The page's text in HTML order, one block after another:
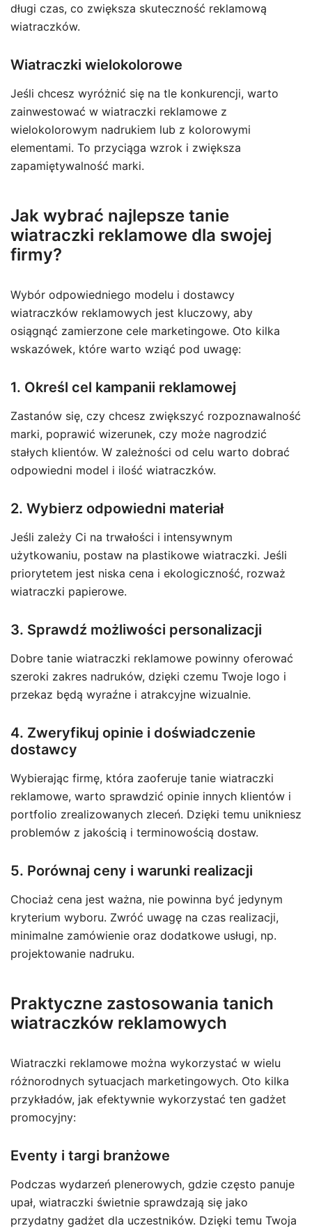
długi czas, co zwiększa skuteczność reklamową
wiatraczków.
Wiatraczki wielokolorowe
Jeśli chcesz wyróżnić się na tle konkurencji, warto
zainwestować w wiatraczki reklamowe z
wielokolorowym nadrukiem lub z kolorowymi
elementami. To przyciąga wzrok i zwiększa
zapamiętywalność marki.
Jak wybrać najlepsze tanie
wiatraczki reklamowe dla swojej
firmy?
Wybór odpowiedniego modelu i dostawcy
wiatraczków reklamowych jest kluczowy, aby
osiągnąć zamierzone cele marketingowe. Oto kilka
wskazówek, które warto wziąć pod uwagę:
1. Określ cel kampanii reklamowej
Zastanów się, czy chcesz zwiększyć rozpoznawalność
marki, poprawić wizerunek, czy może nagrodzić
stałych klientów. W zależności od celu warto dobrać
odpowiedni model i ilość wiatraczków.
2. Wybierz odpowiedni materiał
Jeśli zależy Ci na trwałości i intensywnym
użytkowaniu, postaw na plastikowe wiatraczki. Jeśli
priorytetem jest niska cena i ekologiczność, rozważ
wiatraczki papierowe.
3. Sprawdź możliwości personalizacji
Dobre tanie wiatraczki reklamowe powinny oferować
szeroki zakres nadruków, dzięki czemu Twoje logo i
przekaz będą wyraźne i atrakcyjne wizualnie.
4. Zweryfikuj opinie i doświadczenie
dostawcy
Wybierając firmę, która zaoferuje tanie wiatraczki
reklamowe, warto sprawdzić opinie innych klientów i
portfolio zrealizowanych zleceń. Dzięki temu unikniesz
problemów z jakością i terminowością dostaw.
5. Porównaj ceny i warunki realizacji
Chociaż cena jest ważna, nie powinna być jedynym
kryterium wyboru. Zwróć uwagę na czas realizacji,
minimalne zamówienie oraz dodatkowe usługi, np.
projektowanie nadruku.
Praktyczne zastosowania tanich
wiatraczków reklamowych
Wiatraczki reklamowe można wykorzystać w wielu
różnorodnych sytuacjach marketingowych. Oto kilka
przykładów, jak efektywnie wykorzystać ten gadżet
promocyjny:
Eventy i targi branżowe
Podczas wydarzeń plenerowych, gdzie często panuje
upał, wiatraczki świetnie sprawdzają się jako
przydatny gadżet dla uczestników. Dzięki temu Twoja